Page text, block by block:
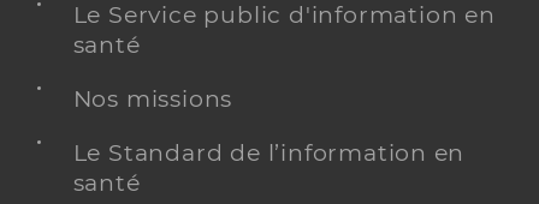
Le Service public d'information en
santé
Nos missions
Le Standard de l’information en
santé